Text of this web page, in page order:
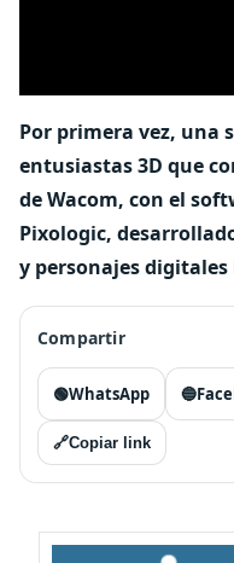
Por primera vez, una
entusiastas 3D que
de Wacom, con el
Pixologic,
y personajes
Compartir
🟢WhatsApp 🔵
🔗Copiar link